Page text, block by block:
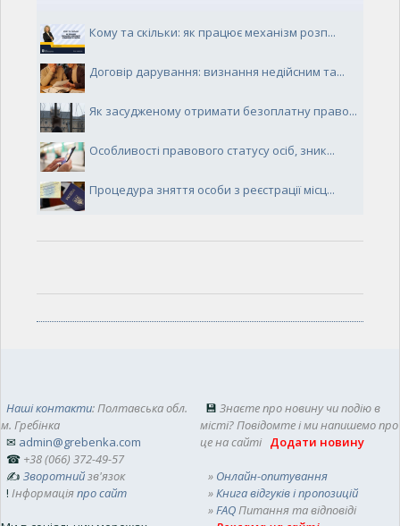
Кому та скільки: як працює механізм розп...
Договір дарування: визнання недійсним та...
Як засудженому отримати безоплатну право...
Особливості правового статусу осіб, зник...
Процедура зняття особи з реєстрації місц...
Наші контакти: Полтавська обл.
м. Гребінка
✉ admin@grebenka.com
☎ +38 (066) 372-49-57
✍ Зворотний зв'язок
! Інформаціяпро сайт
💾 Знаєте про новину чи подію в
місті? Повідомте і ми напишемо про
це на сайті Додати новину
» Онлайн-опитування
» Книга відгуків і пропозицій
» FAQ Питання та відповіді